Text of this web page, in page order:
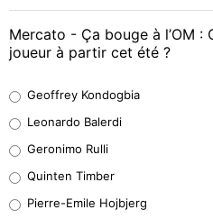
Mercato - Ça bouge à l’OM
joueur à partir cet été ?
38%
32%
5%
Geoffrey Kondogbia
Leonardo Balerdi
Geronimo Rulli
Quinten Timber
Pierre-Emile Hojbjerg